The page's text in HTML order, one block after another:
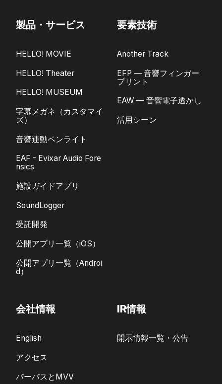
製品・サービス
HELLO! MOVIE
HELLO! Theater
HELLO! MUSEUM
字幕メガネ（カスタマイ
ズ）
音響連動ペンライト
EAF - Evixar Audio Fore
nsics
施設ガイドアプリ
SoundLogger
受託開発
公開アプリ一覧（iOS）
公開アプリ一覧（Androi
d）
要素技術
Another Track
EFP — 音響フィンガー
プリント
EAW — 音響電子透かし
活用シーン
会社情報
English
アクセス
パーパスとMVV
IR情報
開示情報一覧・公告